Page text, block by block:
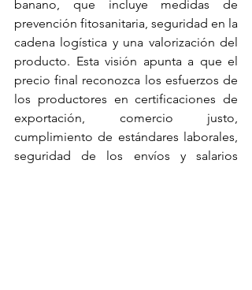
banano, que incluye medidas de
prevención fitosanitaria, seguridad en la
cadena logística y una valorización del
producto. Esta visión apunta a que el
precio final reconozca los esfuerzos de
los productores en certificaciones de
exportación, comercio justo,
cumplimiento de estándares laborales,
seguridad de los envíos y salarios